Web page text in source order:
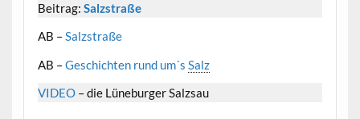
Beitrag: Salzstraße
AB –Salzstraße
AB –Geschichten rund um´s Salz
VIDEO– die Lüneburger Salzsau